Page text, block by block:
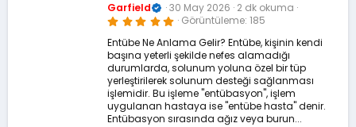
Garfield 30 May 2026 2 dk okuma
5
0
0
y
ı
l
d
ı
z
Görüntüleme 185
Entübe Ne Anlama Gelir? Entübe, kişinin kendi
başına yeterli şekilde nefes alamadığı
durumlarda, solunum yoluna özel bir tüp
yerleştirilerek solunum desteği sağlanması
işlemidir. Bu işleme "entübasyon", işlem
uygulanan hastaya ise "entübe hasta" denir.
Entübasyon sırasında ağız veya burun...